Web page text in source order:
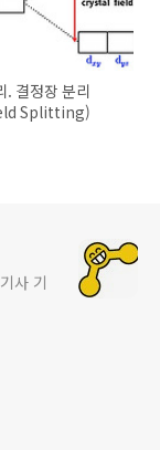
. 결정장 분리
Splitting)
사 기